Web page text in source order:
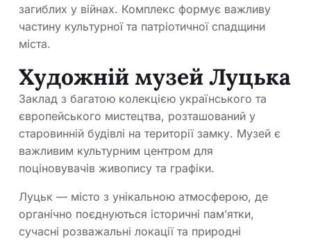
загиблих у війнах. Комплекс формує важливу
частину культурної та патріотичної спадщини
міста.
Художній музей Луцька
Заклад з багатою колекцією українського та
європейського мистецтва, розташований у
старовинній будівлі на території замку. Музей є
важливим культурним центром для
поціновувачів живопису та графіки.
Луцьк — місто з унікальною атмосферою, де
органічно поєднуються історичні пам’ятки,
сучасні розважальні локації та природні